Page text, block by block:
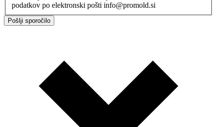
podatkov po elektronski pošti info@promold.si
Pošlji sporočilo